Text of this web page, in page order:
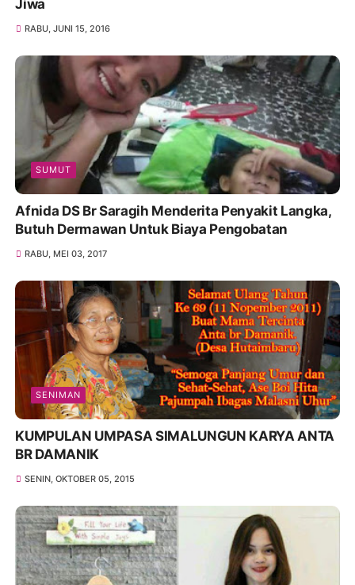
Jiwa
RABU, JUNI 15, 2016
SUMUT
Afnida DS Br Saragih Menderita Penyakit Langka,
Butuh Dermawan Untuk Biaya Pengobatan
RABU, MEI 03, 2017
SENIMAN
KUMPULAN UMPASA SIMALUNGUN KARYA ANTA
BR DAMANIK
SENIN, OKTOBER 05, 2015